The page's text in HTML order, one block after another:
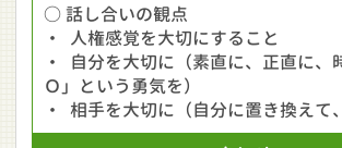
○ 話し合いの観点
・ 人権感覚を大切にすること
・ 自分を大切に（素直に、正直に、
Ｏ」という勇気を）
・ 相手を大切に（自分に置き換えて